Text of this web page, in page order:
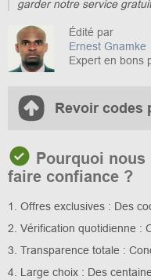
garder notre service
Édité par
Ernest Gnamke
Expert en bons
Revoir codes
Pourquoi nous
faire confiance ?
1. Offres exclusives : Des
2. Vérification quotidienne :
3. Transparence totale :
4. Large choix : Des